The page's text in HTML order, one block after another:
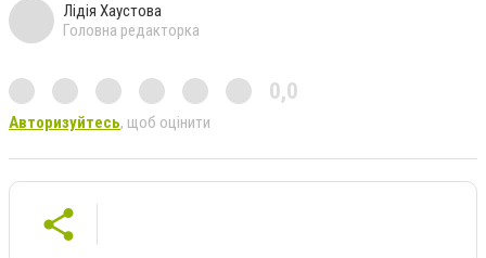
Лідія Хаустова
Головна редакторка
0,0
Авторизуйтесь, щоб оцінити